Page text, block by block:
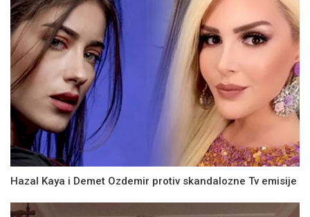
Hazal Kaya i Demet Ozdemir protiv skandalozne Tv emisije